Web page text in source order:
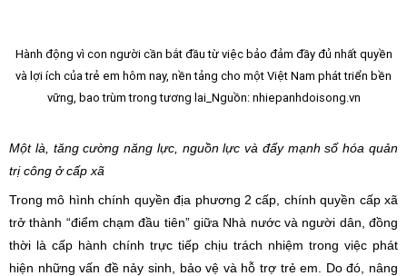
Hành động vì con người cần bắt đầu từ việc bảo đảm đầy đủ nhất quyền
và lợi ích của trẻ em hôm nay, nền tảng cho một Việt Nam phát triển bền
vững, bao trùm trong tương lai_Nguồn: nhiepanhdoisong.vn
Một là, tăng cường năng lực, nguồn lực và đẩy mạnh số hóa quản
trị công ở cấp xã
Trong mô hình chính quyền địa phương 2 cấp, chính quyền cấp xã
trở thành “điểm chạm đầu tiên” giữa Nhà nước và người dân, đồng
thời là cấp hành chính trực tiếp chịu trách nhiệm trong việc phát
hiện những vấn đề nảy sinh, bảo vệ và hỗ trợ trẻ em. Do đó, nâng